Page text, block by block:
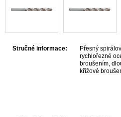
Stručné informace:
Přesný
rychlořezné
broušením,
křížové